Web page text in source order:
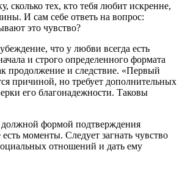
сколько тех, кто тебя любит искренне,
И сам себе ответь на вопрос:
это чувство?
что у любви всегда есть
и строго определенного формата
продолжение и следствие. «Первый
причиной, но требует дополнительных
его благонадежности. Таковы
должной формой подтверждения
моменты. Следует загнать чувство
отношений и дать ему